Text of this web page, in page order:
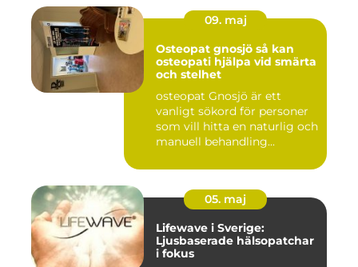
09. maj
Osteopat gnosjö så kan
osteopati hjälpa vid smärta
och stelhet
osteopat Gnosjö är ett
vanligt sökord för personer
som vill hitta en naturlig och
manuell behandling...
05. maj
Lifewave i Sverige:
Ljusbaserade hälsopatchar
i fokus